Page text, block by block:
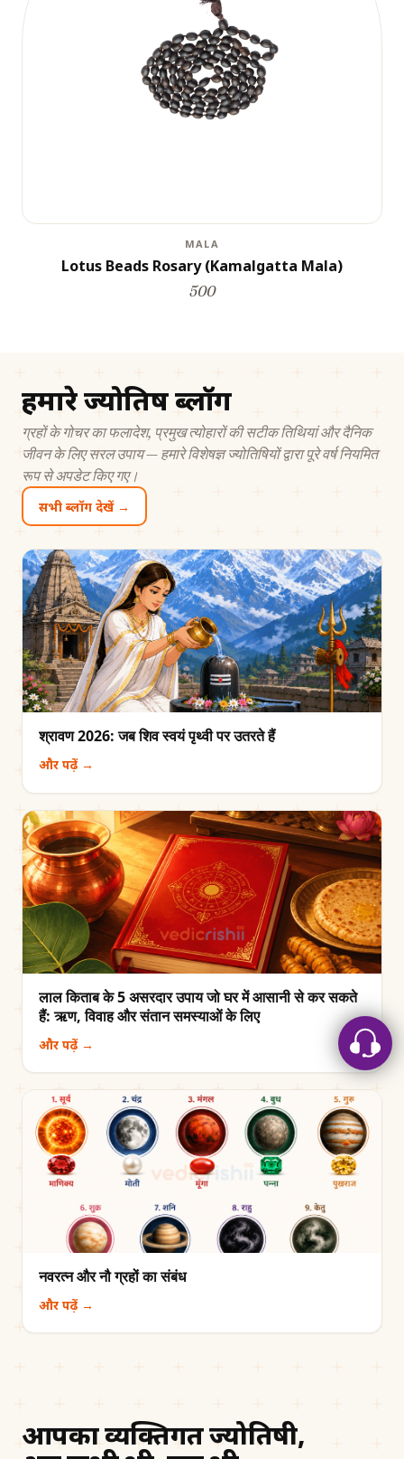
MALA
Lotus Beads Rosary (Kamalgatta Mala)
500
हमारे ज्योतिष ब्लॉग
ग्रहों के गोचर का फलादेश, प्रमुख त्योहारों की सटीक तिथियां और दैनिक
जीवन के लिए सरल उपाय — हमारे विशेषज्ञ ज्योतिषियों द्वारा पूरे वर्ष नियमित
रूप से अपडेट किए गए।
सभी ब्लॉग देखें →
श्रावण 2026: जब शिव स्वयं पृथ्वी पर उतरते हैं
और पढ़ें →
लाल किताब के 5 असरदार उपाय जो घर में आसानी से कर सकते
हैं: ऋण, विवाह और संतान समस्याओं के लिए
और पढ़ें →
नवरत्न और नौ ग्रहों का संबंध
और पढ़ें →
आपका व्यक्तिगत ज्योतिषी,